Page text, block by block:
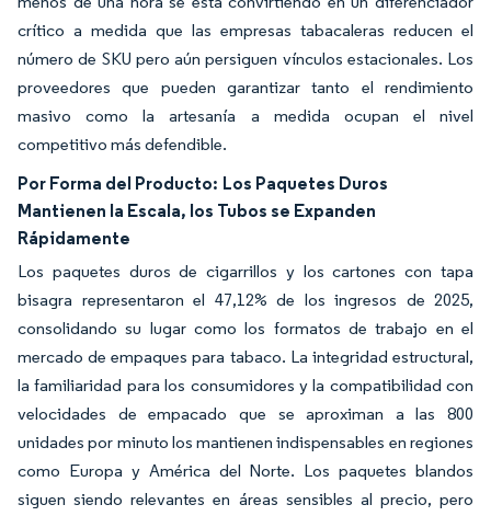
crítico a medida que las empresas tabacaleras reducen el
número de SKU pero aún persiguen vínculos estacionales. Los
proveedores que pueden garantizar tanto el rendimiento
masivo como la artesanía a medida ocupan el nivel
competitivo más defendible.
Por Forma del Producto: Los Paquetes Duros
Mantienen la Escala, los Tubos se Expanden
Rápidamente
Los paquetes duros de cigarrillos y los cartones con tapa
bisagra representaron el 47,12% de los ingresos de 2025,
consolidando su lugar como los formatos de trabajo en el
mercado de empaques para tabaco. La integridad estructural,
la familiaridad para los consumidores y la compatibilidad con
velocidades de empacado que se aproximan a las 800
unidades por minuto los mantienen indispensables en regiones
como Europa y América del Norte. Los paquetes blandos
siguen siendo relevantes en áreas sensibles al precio, pero